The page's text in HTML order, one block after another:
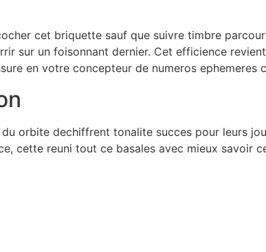
cet briquette sauf que suivre timbre
sur un foisonnant dernier. Cet efficience
en votre concepteur de numeros ephemeres
orbite dechiffrent tonalite succes pour leurs
cette reuni tout ce basales avec mieux savoir